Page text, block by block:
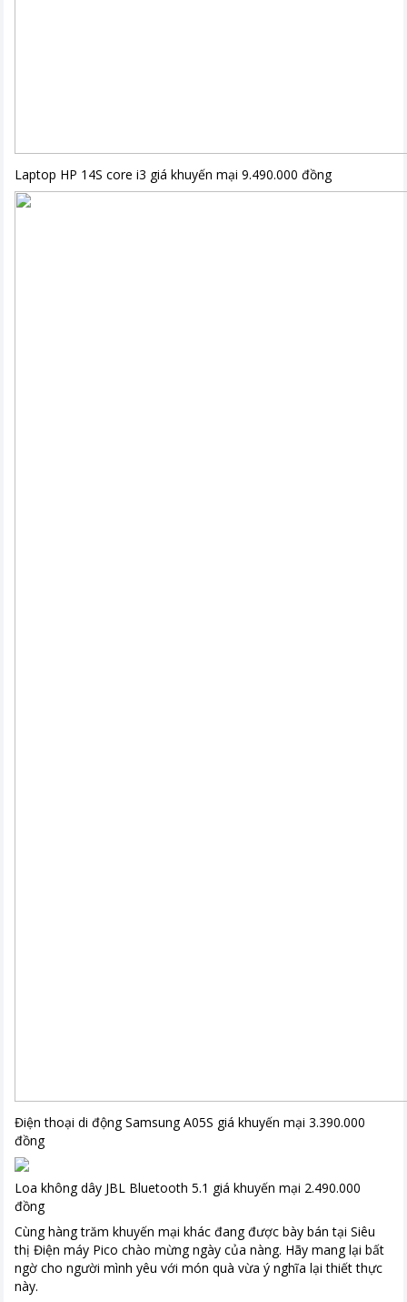
Laptop HP 14S core i3 giá khuyến mại 9.490.000 đồng
Điện thoại di động Samsung A05S giá khuyến mại 3.390.000
đồng
Loa không dây JBL Bluetooth 5.1 giá khuyến mại 2.490.000
đồng
Cùng hàng trăm khuyến mại khác đang được bày bán tại Siêu
thị Điện máy Pico chào mừng ngày của nàng. Hãy mang lại bất
ngờ cho người mình yêu với món quà vừa ý nghĩa lại thiết thực
này.